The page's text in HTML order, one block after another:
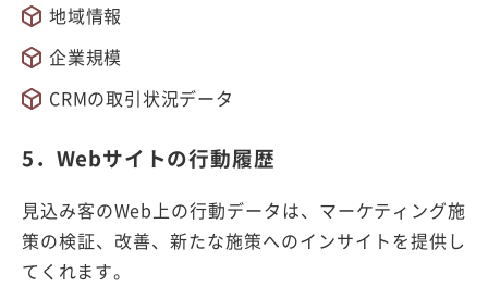
地域情報
企業規模
CRMの取引状況データ
5．Webサイトの行動履歴
見込み客のWeb上の行動データは、マーケティング施
策の検証、改善、新たな施策へのインサイトを提供し
てくれます。